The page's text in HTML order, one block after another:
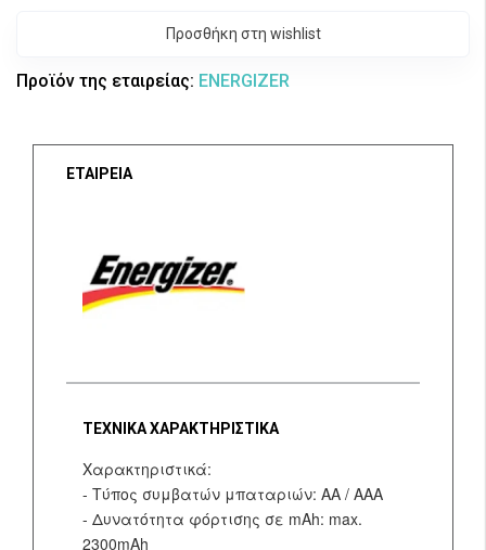
Προσθήκη στη wishlist
Προϊόν της εταιρείας: ENERGIZER
ΕΤΑΙΡΕΙΑ
ΤΕΧΝΙΚΑ ΧΑΡΑΚΤΗΡΙΣΤΙΚΑ
Χαρακτηριστικά:
- Τύπος συμβατών μπαταριών: AA / AAA
- Δυνατότητα φόρτισης σε mAh: max.
2300mAh